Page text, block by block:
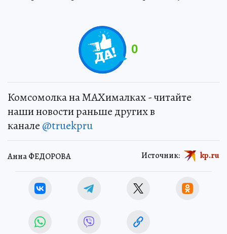
0
Комсомолка на MAXималках - читайте
наши новости раньше других в
канале @truekpru
Анна ФЕДОРОВА Источник: kp.ru